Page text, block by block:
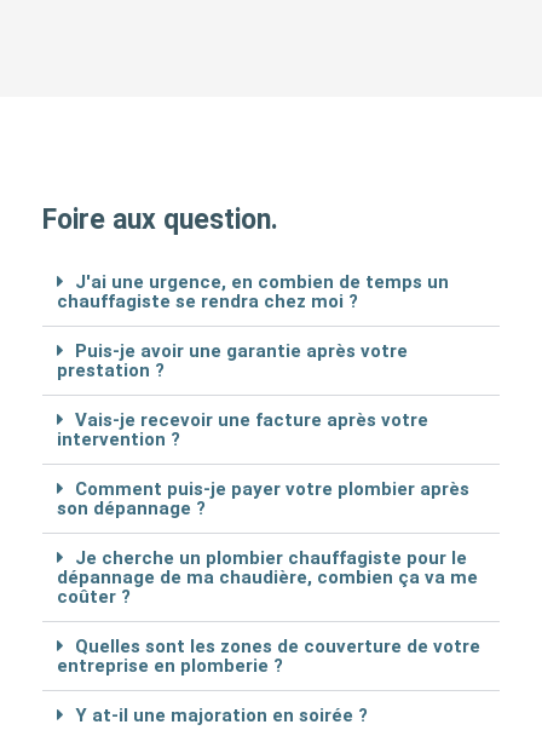
Foire aux question.
J'ai une urgence, en combien de temps un
chauffagiste se rendra chez moi ?
Puis-je avoir une garantie après votre
prestation ?
Vais-je recevoir une facture après votre
intervention ?
Comment puis-je payer votre plombier après
son dépannage ?
Je cherche un plombier chauffagiste pour le
dépannage de ma chaudière, combien ça va me
coûter ?
Quelles sont les zones de couverture de votre
entreprise en plomberie ?
Y at-il une majoration en soirée ?